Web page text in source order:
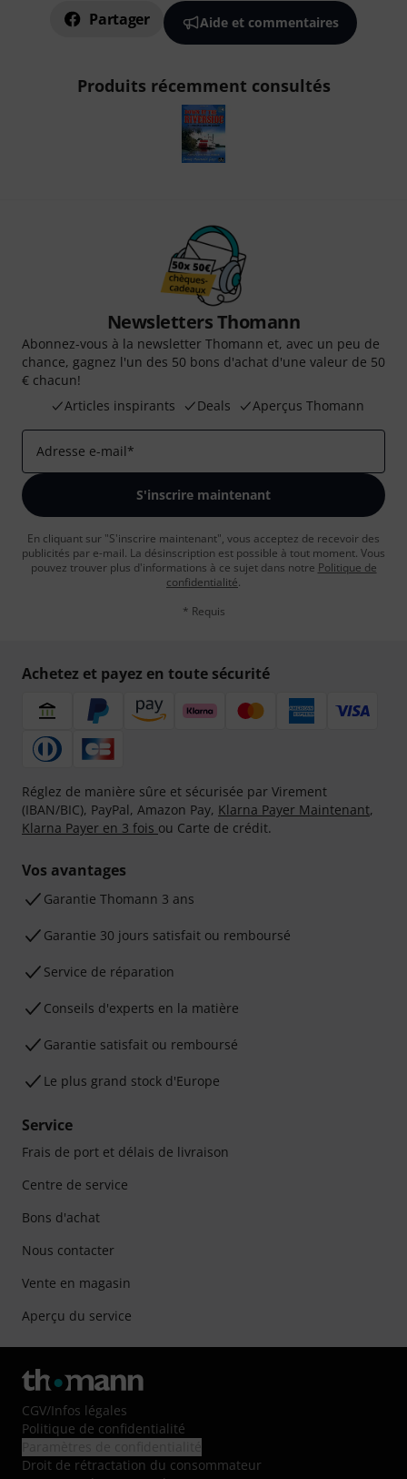
Partager Aide et commentaires
Produits récemment consultés
Newsletters Thomann
Abonnez-vous à la newsletter Thomann et, avec un peu de
chance, gagnez l'un des 50 bons d'achat d'une valeur de 50
€ chacun!
Articles inspirants
Deals Aperçus Thomann
Adresse e-mail*
S'inscrire maintenant
En cliquant sur "S'inscrire maintenant", vous acceptez de recevoir des
publicités par e-mail. La désinscription est possible à tout moment. Vous
pouvez trouver plus d'informations à ce sujet dans notre Politique de
confidentialité.
* Requis
Achetez et payez en toute sécurité
Réglez de manière sûre et sécurisée par Virement
(IBAN/BIC), PayPal, Amazon Pay, Klarna Payer Maintenant,
Klarna Payer en 3 fois ou Carte de crédit.
Vos avantages
Ga­ran­tie Thomann 3 ans
Garantie 30 jours satisfait ou remboursé
Service de réparation
Conseils d'experts en la matière
Garantie satisfait ou remboursé
Le plus grand stock d'Europe
Service
Frais de port et délais de livraison
Centre de service
Bons d'achat
Nous contacter
Vente en magasin
Aperçu du service
CGV/Infos légales
Politique de confidentialité
Droit de rétractation du consommateur